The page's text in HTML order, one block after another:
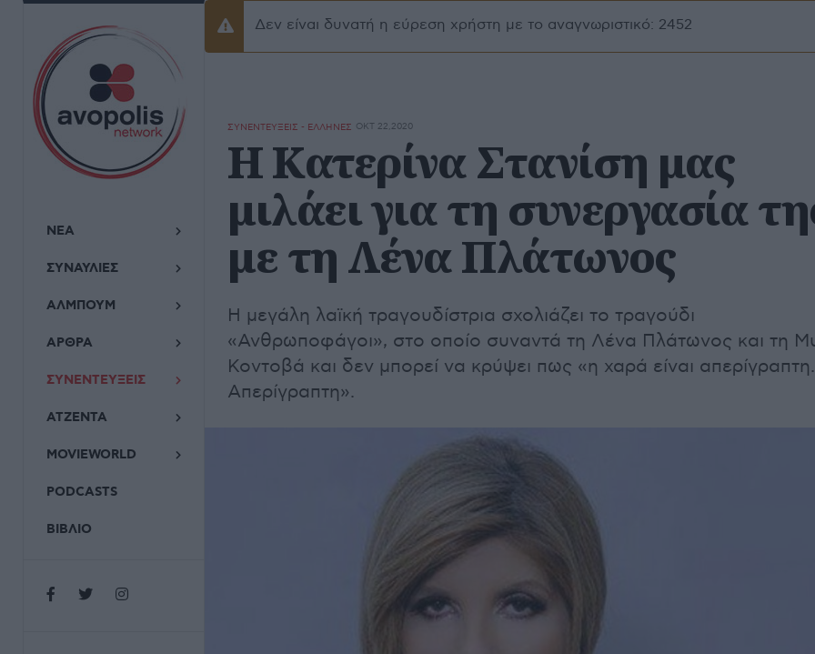
ΝΕΑ
ΣΥΝΑΥΛΙΕΣ
ΑΛΜΠΟΥΜ
ΑΡΘΡΑ
ΣΥΝΕΝΤΕΥΞΕΙΣ
ΑΤΖΕΝΤΑ
MOVIEWORLD
PODCASTS
ΒΙΒΛΙΟ
Προειδοποίσηση
Δεν είναι δυνατή η εύρεση χρήστη με το αναγνωριστικό: 2452
ΣΥΝΕΝΤΕΥΞΕΙΣ - ΕΛΛΗΝΕΣ ΟΚΤ 22,2020
Η Κατερίνα Στανίση μας
μιλάει για τη συνεργασία
με τη Λένα Πλάτωνος
Η μεγάλη λαϊκή τραγουδίστρια σχολιάζει το τραγούδι
«Ανθρωποφάγοι», στο οποίο συναντά τη Λένα Πλάτωνος και τη
Κοντοβά και δεν μπορεί να κρύψει πως «η χαρά είναι απερίγραπτη.
Απερίγραπτη».